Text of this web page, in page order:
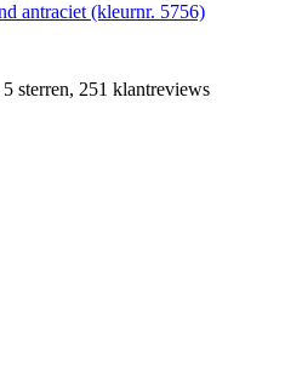
antraciet (kleurnr. 5756)
sterren, 251 klantreviews